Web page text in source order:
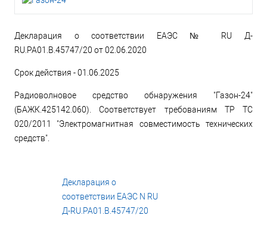
Декларация о соответствии ЕАЭС № RU Д-
RU.РА01.В.45747/20 от 02.06.2020
Срок действия - 01.06.2025
Радиоволновое средство обнаружения "Газон-24"
(БАЖК.425142.060). Соответствует требованиям ТР ТС
020/2011 "Электромагнитная совместимость технических
средств".
Декларация о
соответствии ЕАЭС N RU
Д-RU.РА01.В.45747/20